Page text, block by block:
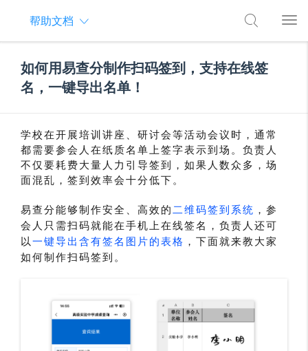
帮助文档
如何用易查分制作扫码签到，支持在线签
名，一键导出名单！
学校在开展培训讲座、研讨会等活动会议时，通常
都需要参会人在纸质名单上签字表示到场。负责人
不仅要耗费大量人力引导签到，如果人数众多，场
面混乱，签到效率会十分低下。
易查分能够制作安全、高效的二维码签到系统 ，参
会人只需扫码就能在手机上在线签名，负责人还可
以一键导出含有签名图片的表格 ，下面就来教大家
如何制作扫码签到。